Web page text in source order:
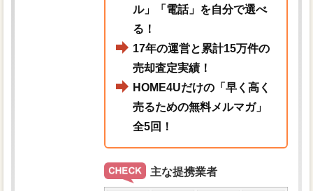
ル」「電話」を自分で選べ
る！
17年の運営と累計15万件の
売却査定実績！
HOME4Uだけの「早く高く
売るための無料メルマガ」
全5回！
主な提携業者